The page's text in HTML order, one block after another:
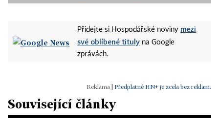
Přidejte si Hospodářské noviny mezi
své oblíbené tituly na Google
zprávách.
Předplatné HN+ je zcela bez reklam.
Související články